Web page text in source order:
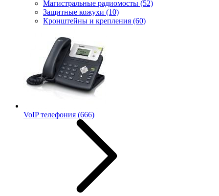
Магистральные радиомосты (52)
Защитные кожухи (10)
Кронштейны и крепления (60)
VoIP телефония (666)